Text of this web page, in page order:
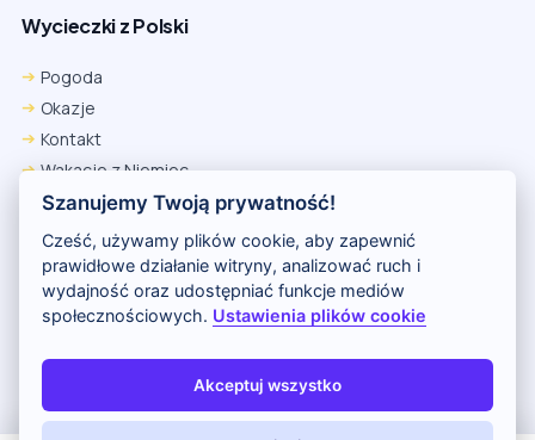
Wycieczki z Polski
Pogoda
Okazje
Kontakt
Wakacje z Niemiec
Polityka Prywatności
Wakacje w Egipcie
Rankingi hoteli
Kontakt i reklama
Polityka prywatności
Copyright (c) 2026 Odkryj Wakacje
Szanujemy Twoją prywatność!
Cześć, używamy plików cookie, aby zapewnić
prawidłowe działanie witryny, analizować ruch i
wydajność oraz udostępniać funkcje mediów
społecznościowych. Ustawienia plików cookie
Akceptuj wszystko